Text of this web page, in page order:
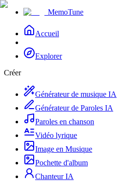
MemoTune
Accueil
Explorer
Créer
Générateur de musique IA
Générateur de Paroles IA
Paroles en chanson
Vidéo lyrique
Image en Musique
Pochette d'album
Chanteur IA